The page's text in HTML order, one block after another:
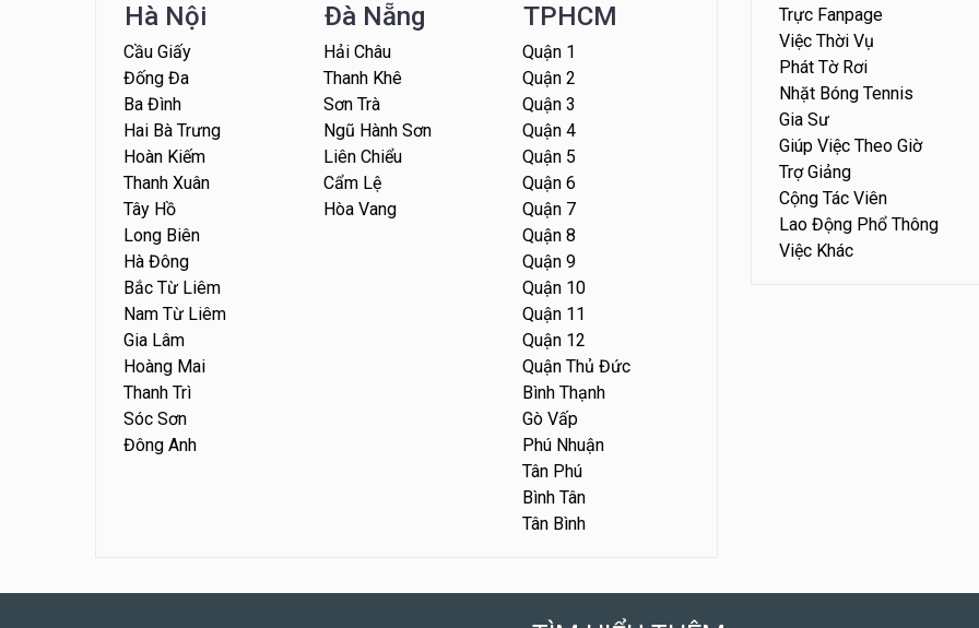
Hà Nội
Cầu Giấy
Đống Đa
Ba Đình
Hai Bà Trưng
Hoàn Kiếm
Thanh Xuân
Tây Hồ
Long Biên
Hà Đông
Bắc Từ Liêm
Nam Từ Liêm
Gia Lâm
Hoàng Mai
Thanh Trì
Sóc Sơn
Đông Anh
Đà Nẵng
Hải Châu
Thanh Khê
Sơn Trà
Ngũ Hành Sơn
Liên Chiểu
Cẩm Lệ
Hòa Vang
TPHCM
Quận 1
Quận 2
Quận 3
Quận 4
Quận 5
Quận 6
Quận 7
Quận 8
Quận 9
Quận 10
Quận 11
Quận 12
Quận Thủ Đức
Bình Thạnh
Gò Vấp
Phú Nhuận
Tân Phú
Bình Tân
Tân Bình
Trực Fanpage
Việc Thời Vụ
Phát Tờ Rơi
Nhặt Bóng Tennis
Gia Sư
Giúp Việc Theo Giờ
Trợ Giảng
Cộng Tác Viên
Lao Động Phổ Thông
Việc Khác